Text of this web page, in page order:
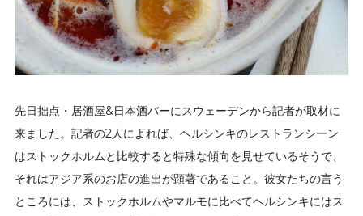
先日拙点・居酒屋&日本酒バーにスウェーデンから記者が取材に
来ました。記者の2人によれば、ヘルシンキのレストランシーン
はストックホルムと比較すると特殊な傾向を見せているそうで、
それはアジア系のお店の進出が顕著であること。彼女たちの言う
ところには、ストックホルムやマルモに比べてヘルシンキにはス